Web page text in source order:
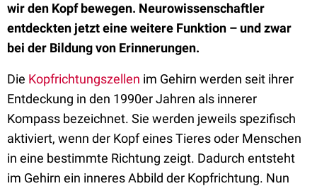
wir den Kopf bewegen. Neurowissenschaftler
entdeckten jetzt eine weitere Funktion – und zwar
bei der Bildung von Erinnerungen.
Die Kopfrichtungszellen im Gehirn werden seit ihrer
Entdeckung in den 1990er Jahren als innerer
Kompass bezeichnet. Sie werden jeweils spezifisch
aktiviert, wenn der Kopf eines Tieres oder Menschen
in eine bestimmte Richtung zeigt. Dadurch entsteht
im Gehirn ein inneres Abbild der Kopfrichtung. Nun